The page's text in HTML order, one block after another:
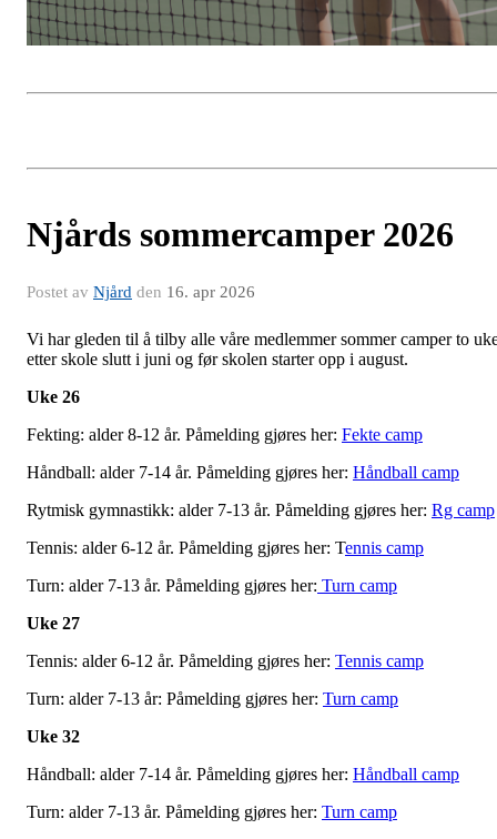
Njårds sommercamper 2026
Postet av Njård den 16. apr 2026
Vi har gleden til å tilby alle våre medlemmer sommer camper to
etter skole slutt i juni og før skolen starter opp i august.
Uke 26
Fekting: alder 8-12 år. Påmelding gjøres her: Fekte camp
Håndball: alder 7-14 år. Påmelding gjøres her: Håndball camp
Rytmisk gymnastikk: alder 7-13 år. Påmelding gjøres her: Rg camp
Tennis: alder 6-12 år. Påmelding gjøres her: Tennis camp
Turn: alder 7-13 år. Påmelding gjøres her: Turn camp
Uke 27
Tennis: alder 6-12 år. Påmelding gjøres her: Tennis camp
Turn: alder 7-13 år: Påmelding gjøres her: Turn camp
Uke 32
Håndball: alder 7-14 år. Påmelding gjøres her: Håndball camp
Turn: alder 7-13 år. Påmelding gjøres her: Turn camp